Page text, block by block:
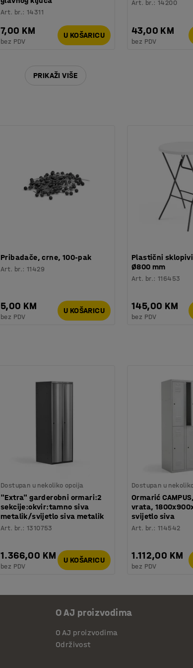
Art. br.:14311
7,00 KM
bez PDV
U KOŠARICU
Art. br.:14200
43,00 KM
bez PDV
PRIKAŽI VIŠE
Pribadače, crne, 100-pak
Art. br.:11429
5,00 KM
bez PDV
U KOŠARICU
Plastični
Ø800 mm
Art. br.:116453
145,00 KM
bez PDV
Dostupan u nekoliko opcija
"Extra" garderobni ormari:2
sekcije:okvir:tamno siva
metalik/svijetlo siva metalik
Art. br.:1310753
1.366,00 KM
bez PDV
U KOŠARICU
Dostupan u
Ormarić
vrata,
svijetlo siva
Art. br.:114542
1.112,00 KM
bez PDV
O AJ proizvodima
O AJ proizvodima
Održivost